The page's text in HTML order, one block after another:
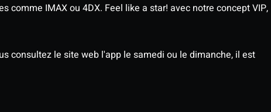
IMAX ou 4DX. Feel like a star! avec notre concept VIP,
consultez le site web l'app le samedi ou le dimanche, il est